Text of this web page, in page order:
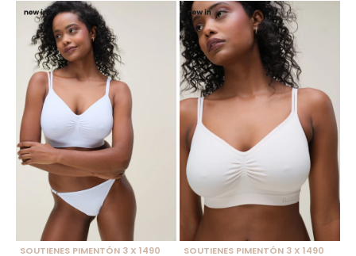
SOUTIENES PIMENTÓN 3 X 1490
SOUTIENES PIMENTÓN 3 X 1490